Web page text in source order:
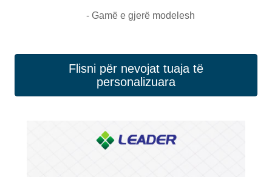
- Gamë e gjerë modelesh
Flisni për nevojat tuaja të
personalizuara